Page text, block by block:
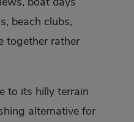
beach clubs,
together rather
to its hilly terrain
alternative for